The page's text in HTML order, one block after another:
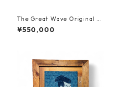
The Great Wave Original Ar
twork (NFT Certified | One
of a Kind)
¥550,000